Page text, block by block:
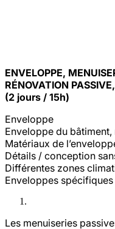
ENVELOPPE,
RÉNOVATION
(2 jours / 15h)
Enveloppe
Enveloppe du
Matériaux de
Détails / conception
Différentes zones
Enveloppes spécifiques
Les menuiseries